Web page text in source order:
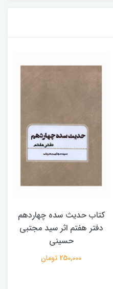
کتاب حدیث سده چهاردهم
دفتر هفتم اثر سید مجتبی
حسینی
250,000 تومان